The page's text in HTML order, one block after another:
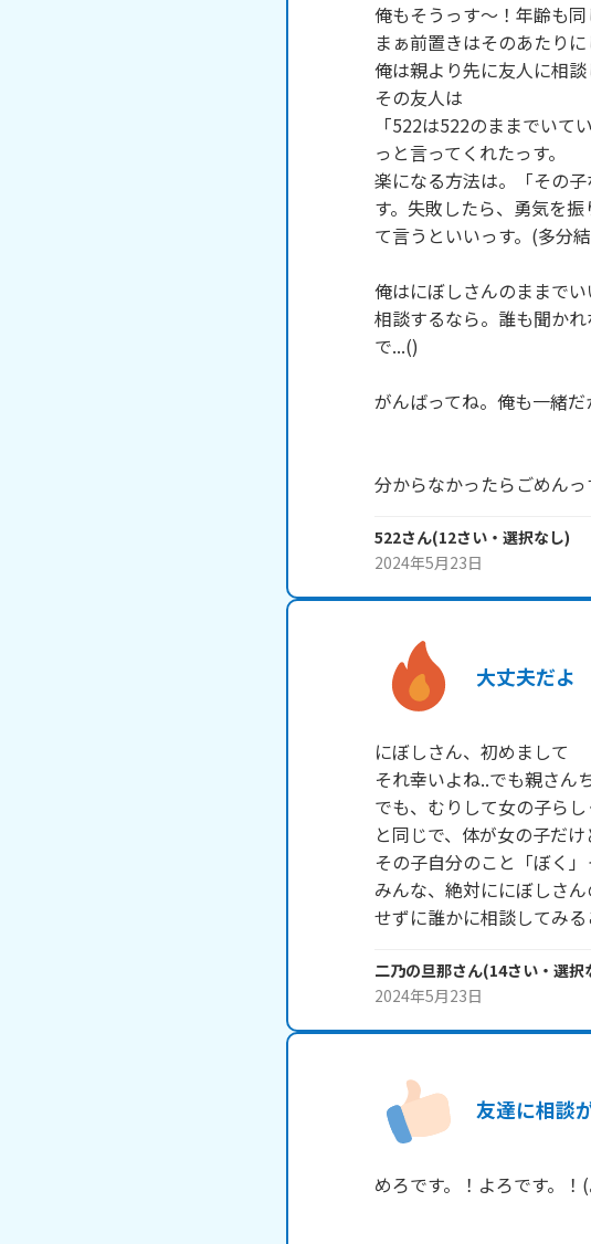
俺もそうっす～！年齢も
まぁ前置きはそのあたり
俺は親より先に友人に相談
その友人は
「522は522のままでいて
っと言ってくれたっす。
楽になる方法は。「その
す。失敗したら、勇気を
て言うといいっす。(多分
俺はにぼしさんのままでい
相談するなら。誰も聞か
で...()
がんばってね。俺も一緒だ
分からなかったらごめん
522さん(12さい・ 選択なし)
2024年5月23日
大丈夫だよ
にぼしさん、初めまして
それ幸いよね..でも親さん
でも、むりして女の子ら
と同じで、体が女の子だ
その子自分のこと「ぼく
みんな、絶対ににぼしさ
二乃の旦那さん(14さい・ 選択
2024年5月23日
友達に相談
めろです。！よろです。